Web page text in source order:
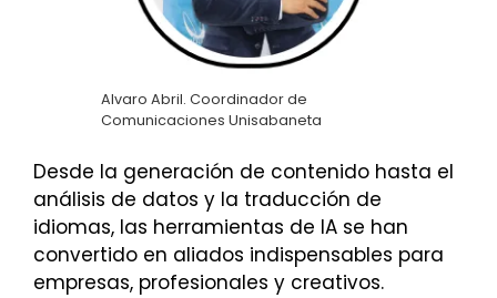
Alvaro Abril. Coordinador de
Comunicaciones Unisabaneta
Desde la generación de contenido hasta el
análisis de datos y la traducción de
idiomas, las herramientas de IA se han
convertido en aliados indispensables para
empresas, profesionales y creativos.